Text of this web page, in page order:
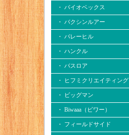
・ バイオベックス
・ バクシンルアー
・ バレーヒル
・ ハンクル
・ バスロア
・ ヒフミクリエイティング
・ ビッグマン
・ Biwaaa（ビワー）
・ フィールドサイド